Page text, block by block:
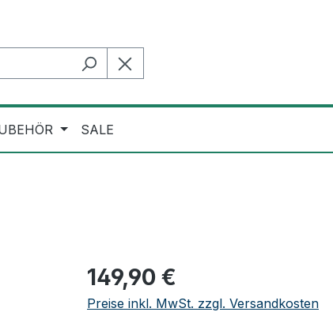
SALE
Regulärer Preis:
149,90 €
Preise inkl. MwSt. zzgl. Versandkosten